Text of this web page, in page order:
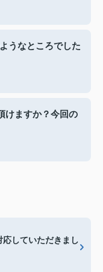
うなところでした
けますか？今回の
していただきまし